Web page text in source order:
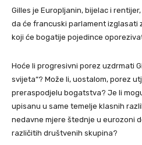
Gilles je Europljanin, bijelac i
da će francuski parlament izglasati
koji će bogatije pojedince
Hoće li progresivni porez uzdrmati
svijeta“? Može li, uostalom, porez
preraspodjelu bogatstva? Je li
upisanu u same temelje klasnih
nedavne mjere štednje u eurozoni
različitih društvenih skupina?